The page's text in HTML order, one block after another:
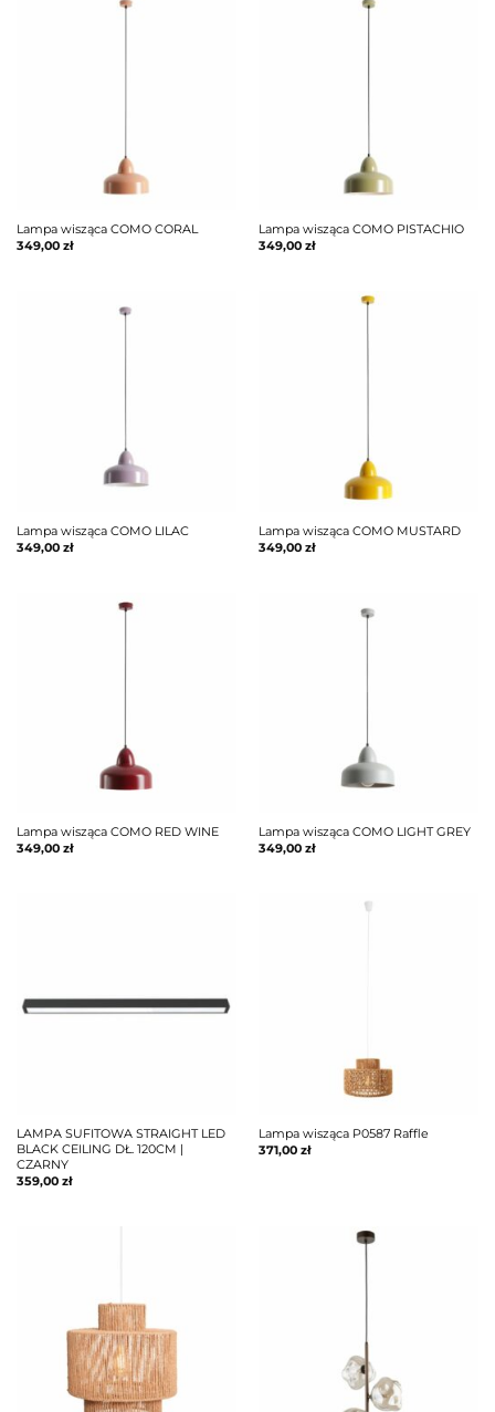
Lampa wisząca COMO CORAL
349,00 zł
Lampa wisząca COMO PISTACHIO
349,00 zł
Lampa wisząca COMO LILAC
349,00 zł
Lampa wisząca COMO MUSTARD
349,00 zł
Lampa wisząca COMO RED WINE
349,00 zł
Lampa wisząca COMO LIGHT GREY
349,00 zł
LAMPA SUFITOWA STRAIGHT LED
BLACK CEILING DŁ. 120CM |
CZARNY
359,00 zł
Lampa wisząca P0587 Raffle
371,00 zł